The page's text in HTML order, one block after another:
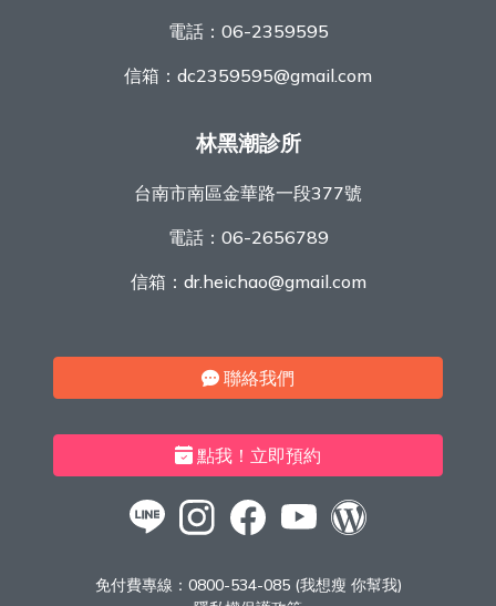
電話： 06-2359595
信箱： dc2359595@gmail.com
林黑潮診所
台南市南區金華路一段377號
電話： 06-2656789
信箱： dr.heichao@gmail.com
聯絡我們
點我！立即預約
免付費專線： 0800-534-085 (我想瘦 你幫我)